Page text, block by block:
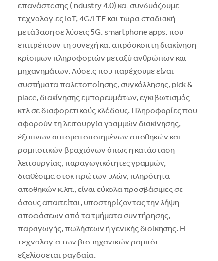
επανάστασης (Industry 4.0) και συνδυάζουμε
τεχνολογίες IoT, 4G/LTE και τώρα σταδιακή
μετάβαση σε λύσεις 5G, smartphone apps, που
επιτρέπουν τη συνεχή και απρόσκοπτη διακίνηση
κρίσιμων πληροφοριών μεταξύ ανθρώπων και
μηχανημάτων. Λύσεις που παρέχουμε είναι
συστήματα παλετοποίησης, συγκόλλησης, pick &
place, διακίνησης εμπορευμάτων, εγκιβωτισμός
κτλ σε διαφορετικούς κλάδους. Πληροφορίες που
αφορούν τη λειτουργία γραμμών διακίνησης,
έξυπνων αυτοματοποιημένων αποθηκών και
ρομποτικών βραχιόνων όπως η κατάσταση
λειτουργίας, παραγωγικότητες γραμμών,
διαθέσιμα στοκ πρώτων υλών, πληρότητα
αποθηκών κ.λπ., είναι εύκολα προσβάσιμες σε
όσους απαιτείται, υποστηρίζοντας την λήψη
αποφάσεων από τα τμήματα συντήρησης,
παραγωγής, πωλήσεων ή γενικής διοίκησης. H
τεχνολογία των βιομηχανικών ρομπότ
εξελίσσεται ραγδαία.